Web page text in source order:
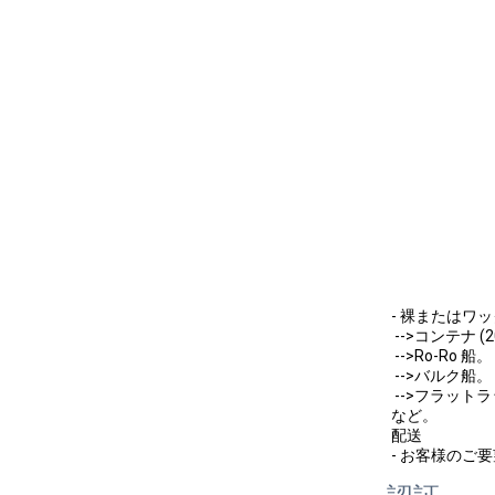
- 裸またはワ
-->コンテナ
-->Ro-Ro 船。
-->バルク船。
-->フラット
など。
配送
- お客様のご